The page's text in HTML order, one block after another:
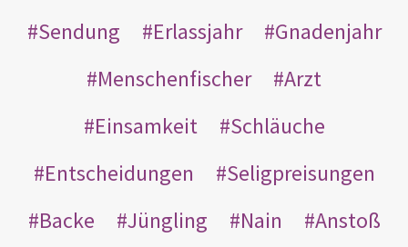
Sendung
Erlassjahr
Gnadenjahr
Menschenfischer
Arzt
Einsamkeit
Schläuche
Entscheidungen
Seligpreisungen
Backe
Jüngling Nain
Anstoß